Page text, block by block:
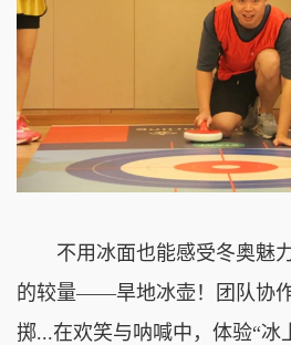
不用冰面也能感受冬奥魅
的较量——旱地冰壶！团队协
掷...在欢笑与呐喊中，体验“冰